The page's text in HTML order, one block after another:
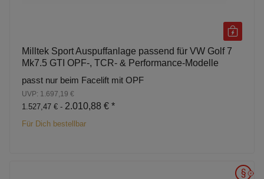
Milltek Sport Auspuffanlage passend für VW Golf 7
Mk7.5 GTI OPF-, TCR- & Performance-Modelle
passt nur beim Facelift mit OPF
UVP: 1.697,19 €
1.527,47 € - 2.010,88 € *
Für Dich bestellbar